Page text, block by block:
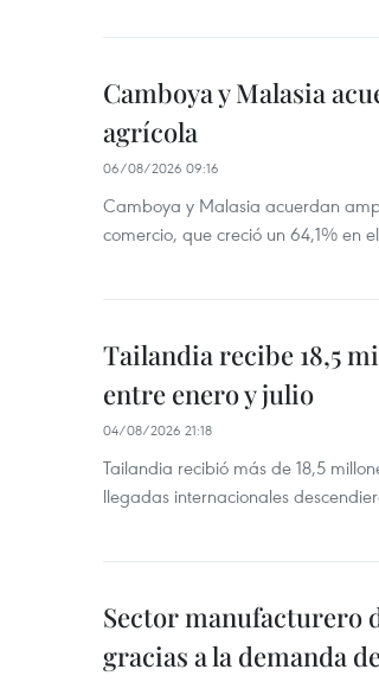
Camboya y Malasia
agrícola
06/08/2026 09:16
Camboya y Malasia acuerdan
comercio, que creció un 64,1% en
Tailandia recibe 18,5
entre enero y julio
04/08/2026 21:18
Tailandia recibió más de 18,5
llegadas internacionales
Sector manufacturero
gracias a la demanda